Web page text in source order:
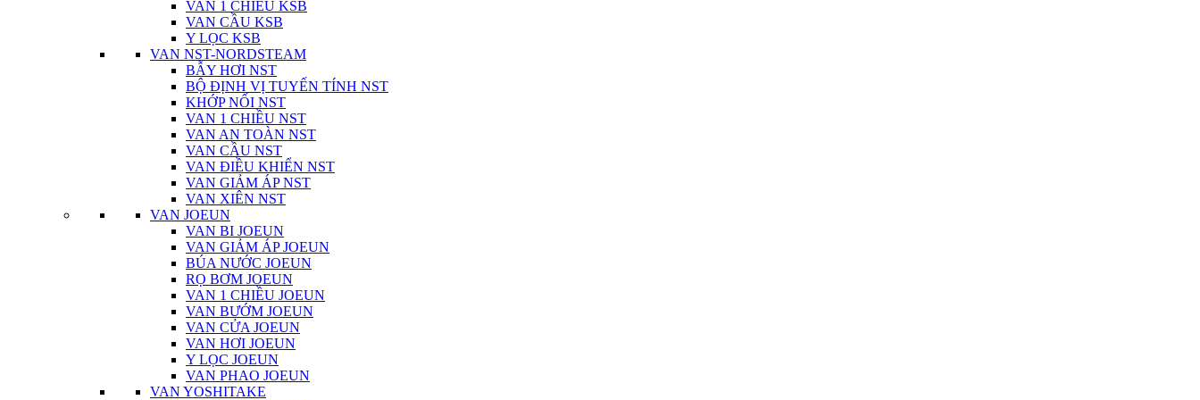
VAN 1 CHIỀU KSB
VAN CẦU KSB
Y LỌC KSB
VAN NST-NORDSTEAM
BẪY HƠI NST
BỘ ĐỊNH VỊ TUYẾN TÍNH NST
KHỚP NỐI NST
VAN 1 CHIỀU NST
VAN AN TOÀN NST
VAN CẦU NST
VAN ĐIỀU KHIỂN NST
VAN GIẢM ÁP NST
VAN XIÊN NST
VAN JOEUN
VAN BI JOEUN
VAN GIẢM ÁP JOEUN
BÚA NƯỚC JOEUN
RỌ BƠM JOEUN
VAN 1 CHIỀU JOEUN
VAN BƯỚM JOEUN
VAN CỬA JOEUN
VAN HƠI JOEUN
Y LỌC JOEUN
VAN PHAO JOEUN
VAN YOSHITAKE